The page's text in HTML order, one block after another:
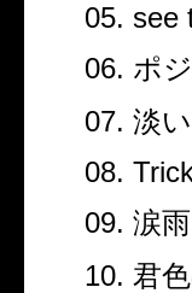
05. see
06. ポ
07. 淡
08.
09. 涙雨
10. 君